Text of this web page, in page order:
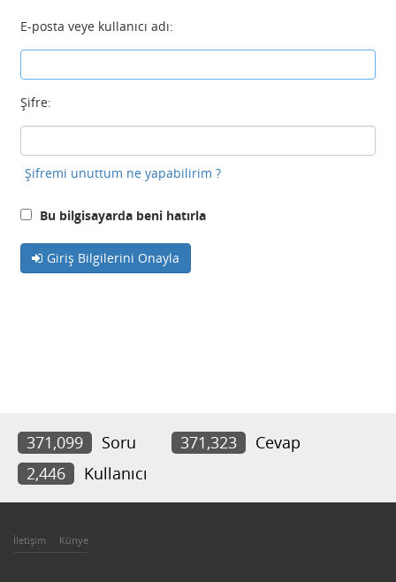
E-posta veye kullanıcı adı:
Şifre:
Şifremi unuttum ne yapabilirim ?
Bu bilgisayarda beni hatırla
Giriş Bilgilerini Onayla
371,099 Soru 371,323
Cevap
2,446
Kullanıcı
İletişim Künye